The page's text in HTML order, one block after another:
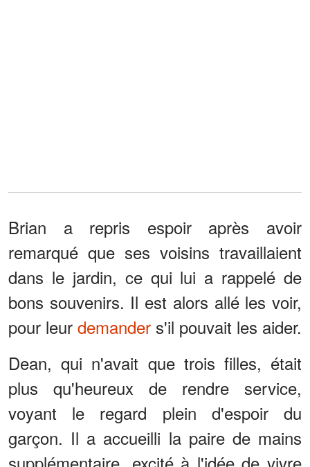
Brian a repris espoir après avoir
remarqué que ses voisins travaillaient
dans le jardin, ce qui lui a rappelé de
bons souvenirs. Il est alors allé les voir,
pour leur demander s'il pouvait les aider.
Dean, qui n'avait que trois filles, était
plus qu'heureux de rendre service,
voyant le regard plein d'espoir du
garçon. Il a accueilli la paire de mains